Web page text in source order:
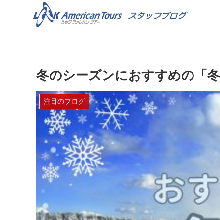
冬のシーズンにおすすめの「
注目のブログ